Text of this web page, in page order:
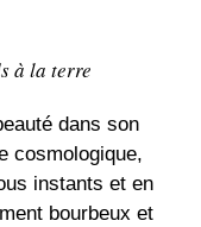
à la terre
dans son
cosmologique,
instants et en
bourbeux et